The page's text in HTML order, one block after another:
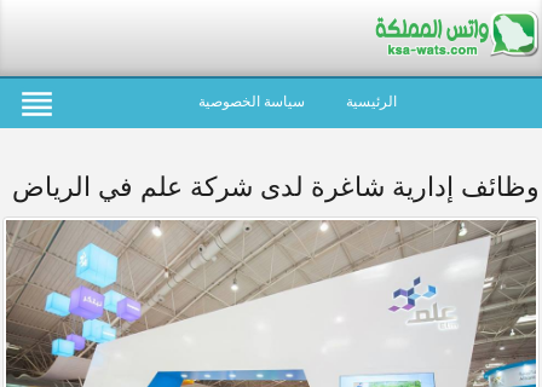
الرئيسية سياسة الخصوصية
وظائف إدارية شاغرة لدى شركة علم في الرياض